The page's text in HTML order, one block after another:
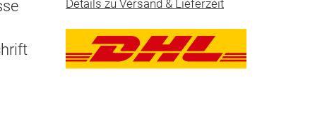
Details zu Versand & Lieferzeit